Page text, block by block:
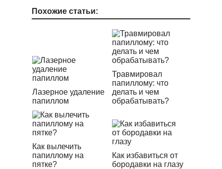
Похожие статьи:
Лазерное удаление
папиллом
Травмировал
папиллому: что
делать и чем
обрабатывать?
Как вылечить
папиллому на
пятке?
Как избавиться от
бородавки на глазу